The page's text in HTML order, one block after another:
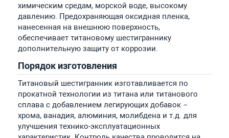
химическим средам, морской воде, высокому
давлению. Предохраняющая оксидная пленка,
нанесенная на внешнюю поверхность,
обеспечивает титановому шестиграннику
дополнительную защиту от коррозии.
Порядок изготовления
Титановый шестигранник изготавливается по
прокатной технологии из титана или титанового
сплава с добавлением легирующих добавок –
хрома, ванадия, алюминия, молибдена и т.д. для
улучшения технико-эксплуатационных